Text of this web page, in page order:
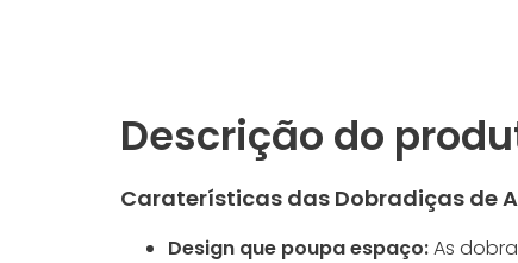
Descrição do
Caraterísticas das Dobradiças de
Design que poupa espaço:As